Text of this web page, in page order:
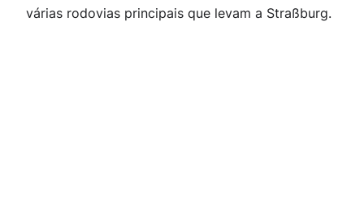
várias rodovias principais que levam a Straßburg.